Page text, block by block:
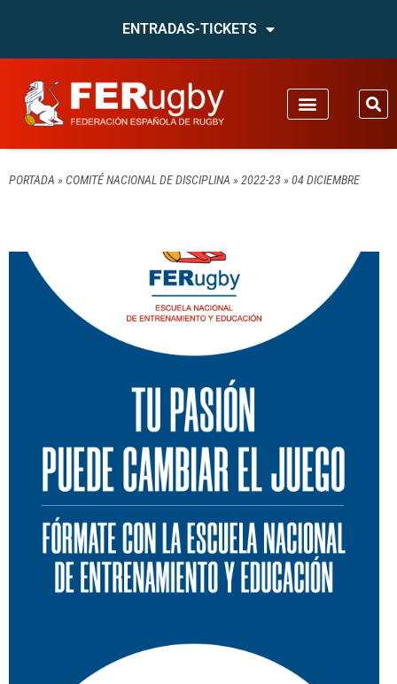
ENTRADAS-TICKETS
PORTADA » COMITÉ NACIONAL DE DISCIPLINA » 2022-23» 04 DICIEMBRE